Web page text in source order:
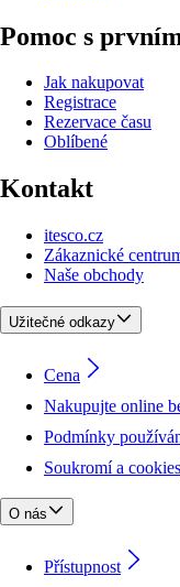
Pomoc s
Jak nakupovat
Registrace
Rezervace času
Oblíbené
Kontakt
itesco.cz
Zákaznické
Naše obchody
Užitečné odkazy
Cena
Nakupujte online
Podmínky
Soukromí a cookies
O nás
Přístupnost